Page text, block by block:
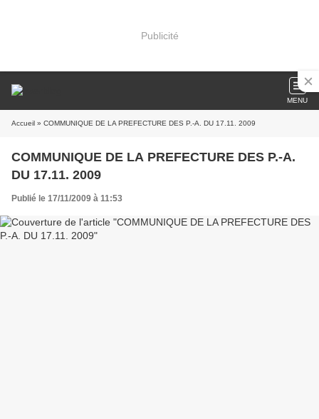
Publicité
MENU
Accueil » COMMUNIQUE DE LA PREFECTURE DES P.-A. DU 17.11. 2009
COMMUNIQUE DE LA PREFECTURE DES P.-A.
DU 17.11. 2009
Publié le 17/11/2009 à 11:53